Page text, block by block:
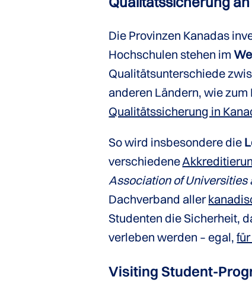
Die Provinzen Kanadas
Hochschulen stehen im
Qualitätsunterschiede
anderen Ländern, wie
Qualitätssicherung in
So wird insbesondere die
verschiedene
Association of Universities
Dachverband aller
Studenten die Sicherheit,
verleben werden – egal,
Visiting Student-